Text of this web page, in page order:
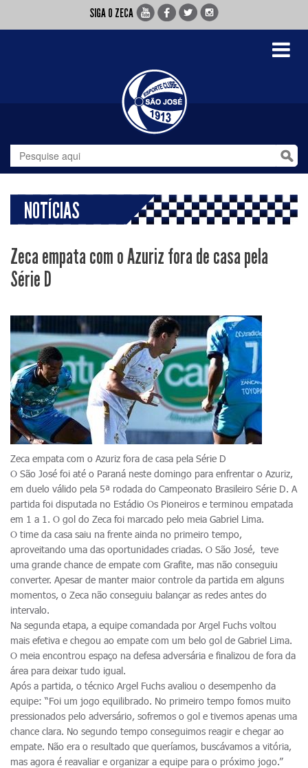
SIGA O ZECA
Toggle
NOTÍCIAS
Zeca empata com o Azuriz fora de casa pela
Série D
Zeca empata com o Azuriz fora de casa pela Série D
O São José foi até o Paraná neste domingo para enfrentar o Azuriz,
em duelo válido pela 5ª rodada do Campeonato Brasileiro Série D. A
partida foi disputada no Estádio Os Pioneiros e terminou empatada
em 1 a 1. O gol do Zeca foi marcado pelo meia Gabriel Lima.
O time da casa saiu na frente ainda no primeiro tempo,
aproveitando uma das oportunidades criadas. O São José, teve
uma grande chance de empate com Grafite, mas não conseguiu
converter. Apesar de manter maior controle da partida em alguns
momentos, o Zeca não conseguiu balançar as redes antes do
intervalo.
Na segunda etapa, a equipe comandada por Argel Fuchs voltou
mais efetiva e chegou ao empate com um belo gol de Gabriel Lima.
O meia encontrou espaço na defesa adversária e finalizou de fora da
área para deixar tudo igual.
Após a partida, o técnico Argel Fuchs avaliou o desempenho da
equipe: “Foi um jogo equilibrado. No primeiro tempo fomos muito
pressionados pelo adversário, sofremos o gol e tivemos apenas uma
chance clara. No segundo tempo conseguimos reagir e chegar ao
empate. Não era o resultado que queríamos, buscávamos a vitória,
mas agora é reavaliar e organizar a equipe para o próximo jogo.”